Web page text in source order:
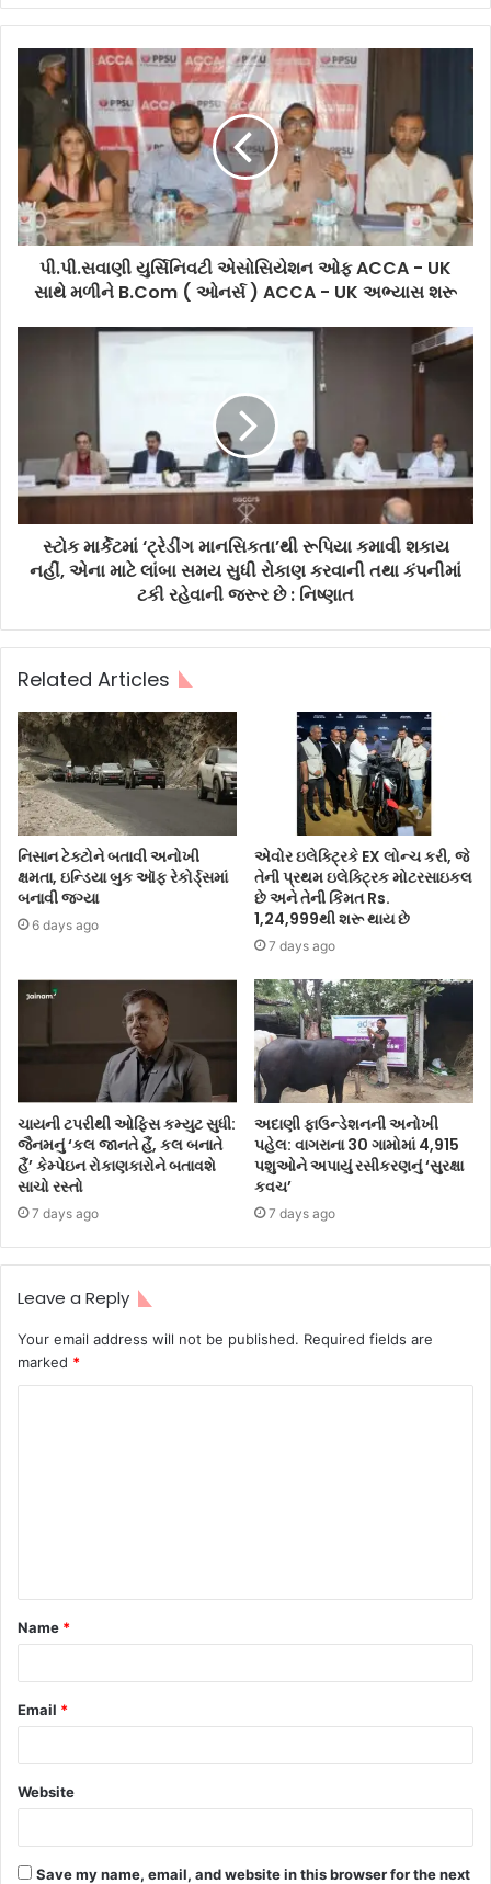
પી.પી.સવાણી યુર્સિનિવટી એસોસિયેશન ઓફ ACCA - UK
સાથે મળીને B.Com ( ઓનર્સ ) ACCA - UK અભ્યાસ શરૂ
સ્ટોક માર્કેટમાં ‘ટ્રેડીંગ માનસિકતા’થી રૂપિયા કમાવી શકાય
નહીં, એના માટે લાંબા સમય સુધી રોકાણ કરવાની તથા કંપનીમાં
ટકી રહેવાની જરૂર છે : નિષ્ણાત
Related Articles
નિસાન ટેક્ટોને બતાવી અનોખી
ક્ષમતા, ઇન્ડિયા બુક ઑફ રેકોર્ડ્સમાં
બનાવી જગ્યા
6 days ago
એવોર ઇલેક્ટ્રિકે EX લોન્ચ કરી, જે
તેની પ્રથમ ઇલેક્ટ્રિક મોટરસાઇકલ
છે અને તેની કિંમત Rs.
1,24,999થી શરૂ થાય છે
7 days ago
ચાયની ટપરીથી ઓફિસ કમ્યુટ સુધી:
જૈનમનું ‘કલ જાનતે હૈં, કલ બનાતે
હૈં’ કેમ્પેઇન રોકાણકારોને બતાવશે
સાચો રસ્તો
7 days ago
અદાણી ફાઉન્ડેશનની અનોખી
પહેલ: વાગરાના 30 ગામોમાં 4,915
પશુઓને અપાયું રસીકરણનું ‘સુરક્ષા
કવચ’
7 days ago
Leave a Reply
Your email address will not be published. Required fields are
marked *
Name *
Email *
Website
Save my name, email, and website in this browser for the next